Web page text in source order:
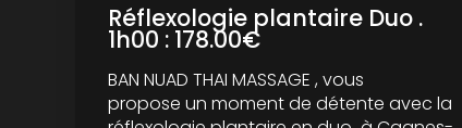
Réflexologie plantaire Duo .
1h00 : 178.00€
BAN NUAD THAI MASSAGE , vous
propose un moment de détente avec la